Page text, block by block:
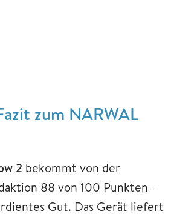
zum NARWAL
2 bekommt von der
88 von 100 Punkten –
Gut. Das Gerät liefert